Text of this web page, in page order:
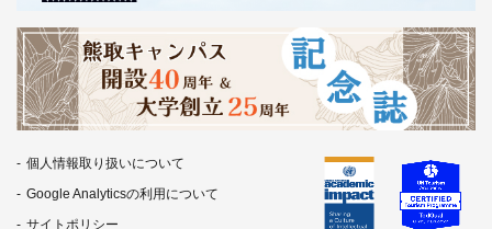
個人情報取り扱いについて
Google Analyticsの利用について
サイトポリシー